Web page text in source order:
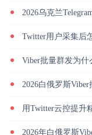
2026乌克兰
Twitter用户采集后怎
Viber批量群发为什
2026白俄罗斯
用Twitter云控提升
2026年白俄罗斯